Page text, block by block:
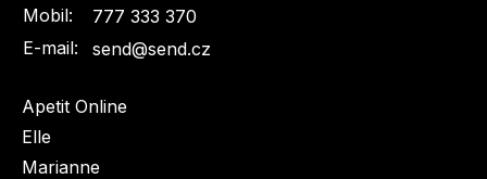
Mobil:
777 333 370
E-mail:
send@send.cz
Apetit Online
Elle
Marianne